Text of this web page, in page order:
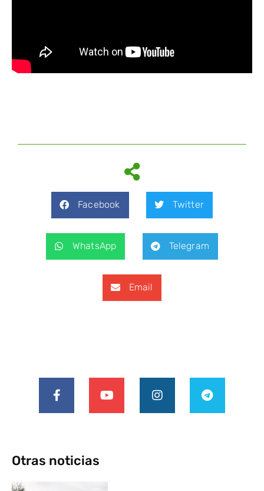
Facebook Twitter
WhatsApp Telegram
Email
Otras noticias